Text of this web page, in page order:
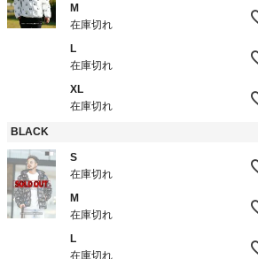
M
在庫切れ
L
在庫切れ
XL
在庫切れ
BLACK
S
在庫切れ
M
在庫切れ
L
在庫切れ